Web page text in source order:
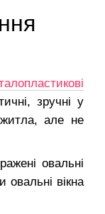
зручні у
житла, але не
овальні
вікна